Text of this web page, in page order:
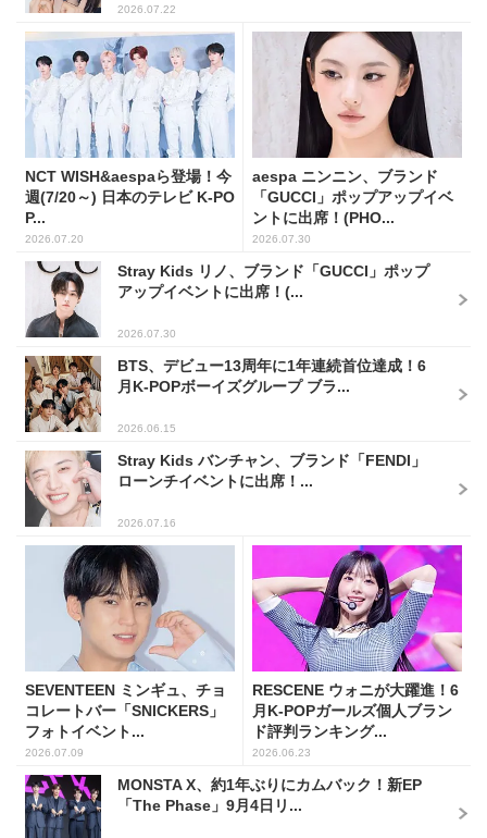
2026.07.22
NCT WISH&aespaら登場！今
週(7/20～) 日本のテレビ K-PO
P...
2026.07.20
aespa ニンニン、ブランド
「GUCCI」ポップアップイベ
ントに出席！(PHO...
2026.07.30
Stray Kids リノ、ブランド「GUCCI」ポップ
アップイベントに出席！(...
2026.07.30
BTS、デビュー13周年に1年連続首位達成！6
月K-POPボーイズグループ ブラ...
2026.06.15
Stray Kids バンチャン、ブランド「FENDI」
ローンチイベントに出席！...
2026.07.16
SEVENTEEN ミンギュ、チョ
コレートバー「SNICKERS」
フォトイベント...
2026.07.09
RESCENE ウォニが大躍進！6
月K-POPガールズ個人ブラン
ド評判ランキング...
2026.06.23
MONSTA X、約1年ぶりにカムバック！新EP
「The Phase」9月4日リ...